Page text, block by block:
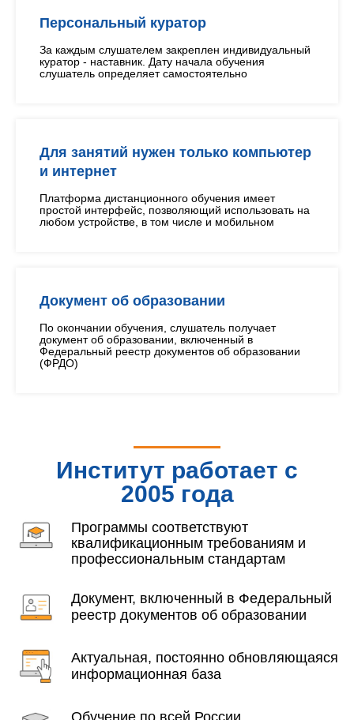
Персональный куратор
За каждым слушателем закреплен индивидуальный
куратор - наставник. Дату начала обучения
слушатель определяет самостоятельно
Для занятий нужен только компьютер
и интернет
Платформа дистанционного обучения имеет
простой интерфейс, позволяющий использовать на
любом устройстве, в том числе и мобильном
Документ об образовании
По окончании обучения, слушатель получает
документ об образовании, включенный в
Федеральный реестр документов об образовании
(ФРДО)
Институт работает с
2005 года
Программы соответствуют
квалификационным требованиям и
профессиональным стандартам
Документ, включенный в Федеральный
реестр документов об образовании
Актуальная, постоянно обновляющаяся
информационная база